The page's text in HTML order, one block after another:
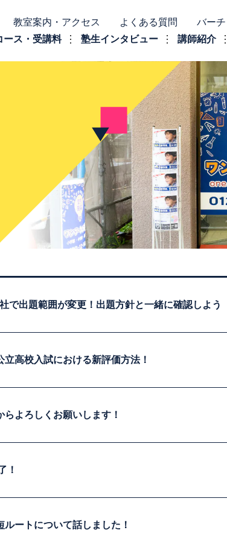
教室案内・アクセス よくある質問
バー
ース・受講料 塾生インタビュー 講師紹介
で出題範囲が変更！出題方針と一緒に確認しよう
立高校入試における新評価方法！
らよろしくお願いします！
！
ルートについて話しました！